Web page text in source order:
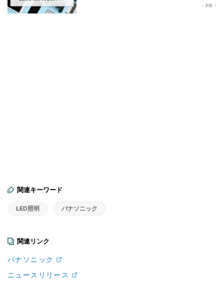
- PR -
関連キーワード
LED照明 パナソニック
関連リンク
パナソニック
ニュースリリース